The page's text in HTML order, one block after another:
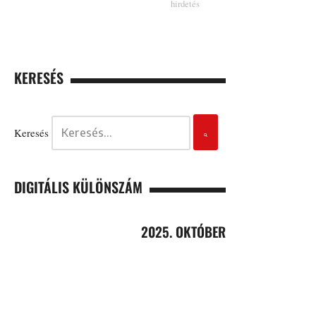
KERESÉS
Keresés
DIGITÁLIS KÜLÖNSZÁM
2025. OKTÓBER